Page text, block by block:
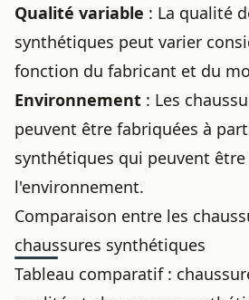
Qualité variable : La qualité
synthétiques peut varier
fonction du fabricant et du
Environnement : Les
peuvent être fabriquées à
synthétiques qui peuvent
l'environnement.
Comparaison entre les
chaussures synthétiques
Tableau comparatif :